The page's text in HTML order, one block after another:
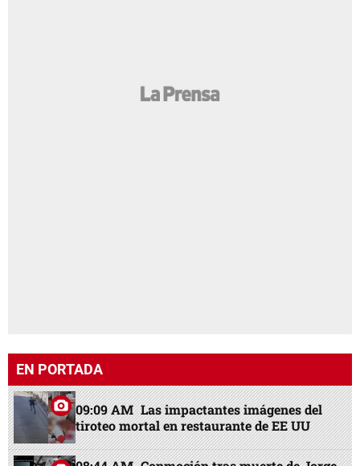
EN PORTADA
09:09 AM Las impactantes imágenes del
tiroteo mortal en restaurante de EE UU